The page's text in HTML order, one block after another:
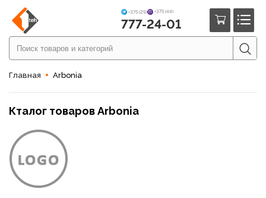
+375 (29) +375 (44)
777-24-01
Главная Arbonia
Кталог товаров Arbonia